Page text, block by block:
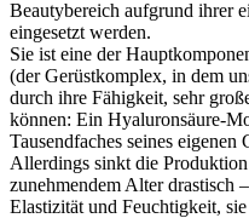
Beautybereich aufgrund ihrer
eingesetzt werden.
Sie ist eine der
(der Gerüstkomplex, in dem
durch ihre Fähigkeit, sehr
können: Ein Hyaluronsäure-
Tausendfaches seines eigenen
Allerdings sinkt die
zunehmendem Alter drastisch
Elastizität und Feuchtigkeit,